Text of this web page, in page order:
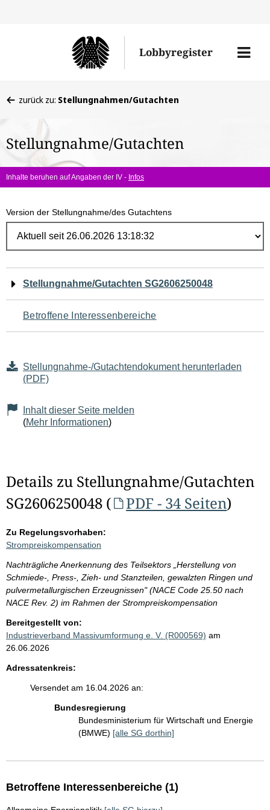
Lobbyregister
Menü
befinden
hier:
zurück zu: Stellungnahmen/Gutachten
Stellungnahme/Gutachten
Inhalte beruhen auf Angaben der IV - Infos
Version der Stellungnahme/des Gutachtens
Navigation
für
den
Seiteninhalt
Stellungnahme/Gutachten SG2606250048
Betroffene Interessenbereiche
Stellungnahme-/Gutachtendokument herunterladen
(PDF)
Inhalt dieser Seite melden
(Mehr Informationen)
Details zu Stellungnahme/Gutachten
SG2606250048 (
PDF - 34 Seiten)
Zu Regelungsvorhaben:
Strompreiskompensation
Nachträgliche Anerkennung des Teilsektors „Herstellung von
Schmiede-, Press-, Zieh- und Stanzteilen, gewalzten Ringen und
pulvermetallurgischen Erzeugnissen" (NACE Code 25.50 nach
NACE Rev. 2) im Rahmen der Strompreiskompensation
Bereitgestellt von:
Industrieverband Massivumformung e. V. (R000569) am
26.06.2026
Adressatenkreis:
Versendet am 16.04.2026 an:
Bundesregierung
Bundesministerium für Wirtschaft und Energie
(BMWE) [alle SG dorthin]
Betroffene Interessenbereiche (1)